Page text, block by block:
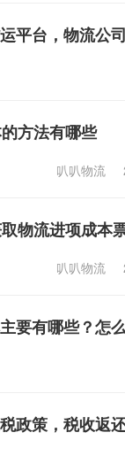
平台，物流公
方法有哪些
叭叭物流
物流进项成本
叭叭物流
要有哪些？怎
政策，税收返